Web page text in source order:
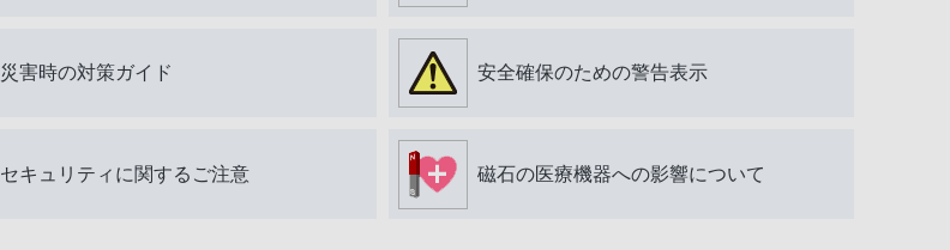
災害時の対策ガイド 安全確保のための警告表示
セキュリティに関するご注意 磁石の医療機器への影響について